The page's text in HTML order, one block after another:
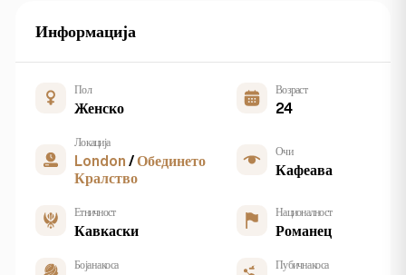
Информација
Пол
Женско
Возраст
24
Локација
London /Обединето
Кралство
Очи
Кафеава
Етничност
Кавкаски
Националност
Романец
Боја на коса Пубична коса